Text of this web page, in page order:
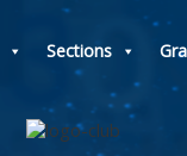
Sections